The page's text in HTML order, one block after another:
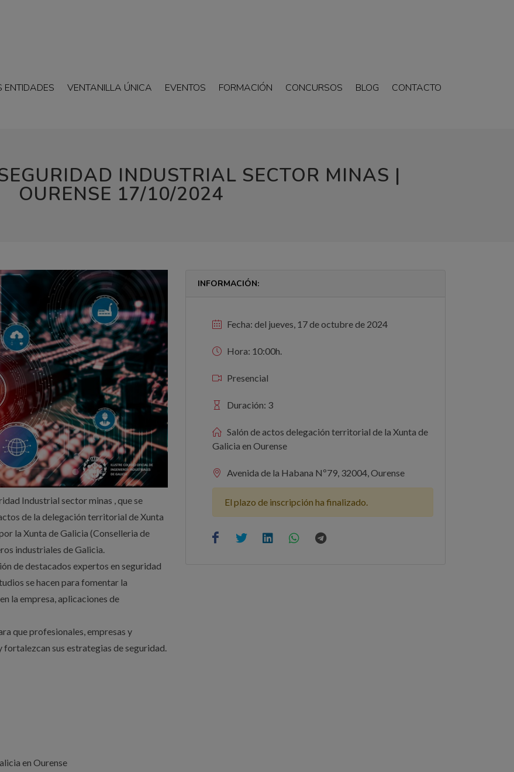
ENTIDADES VENTANILLA ÚNICA EVENTOS FORMACIÓN CONCURSOS BLOG CONTACTO
INDUSTRIAL SECTOR MINAS |
OURENSE 17/10/2024
Industrial sector minas , que se
de la delegación territorial de Xunta
la Xunta de Galicia (Conselleria de
industriales de Galicia.
de destacados expertos en seguridad
se hacen para fomentar la
la empresa, aplicaciones de
que profesionales, empresas y
sus estrategias de seguridad.
en Ourense
INFORMACIÓN:
Fecha: del jueves, 17 de octubre de 2024
Hora: 10:00h.
Presencial
Duración: 3
Salón de actos delegación territorial de la Xunta de
Galicia en Ourense
Avenida de la Habana Nº79, 32004, Ourense
El plazo de inscripción ha finalizado.